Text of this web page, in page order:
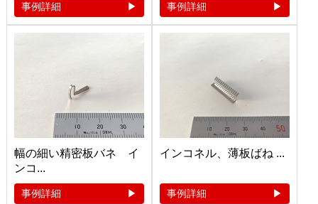
事例詳細 事例詳細
幅の細い精密板バネ イ
ンコ...
事例詳細
インコネル、薄板ばね ...
事例詳細